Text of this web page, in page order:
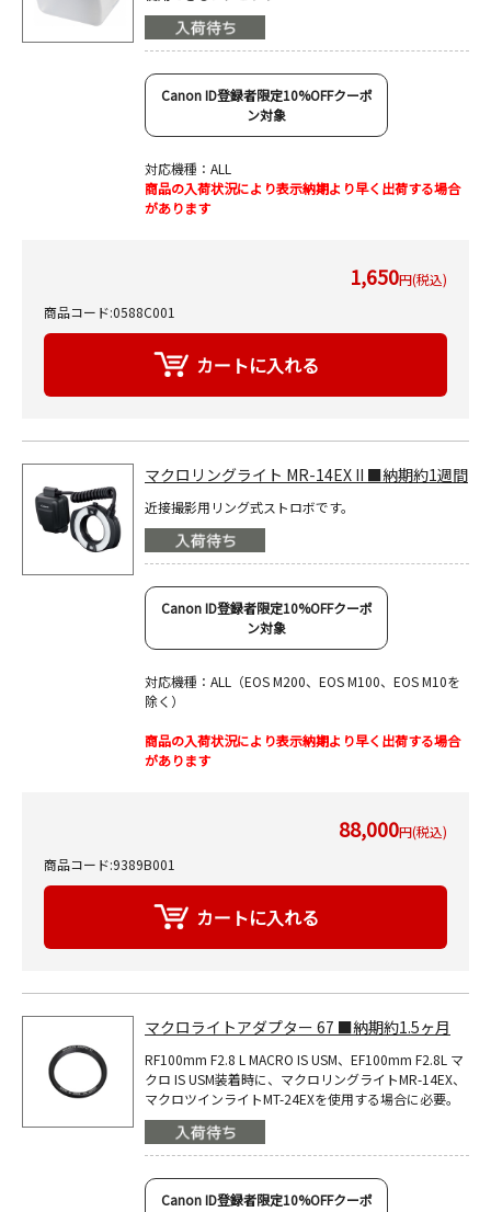
Canon ID登録者限定10%OFFクーポ
ン対象
対応機種：ALL
商品の入荷状況により表示納期より早く出荷する場合
があります
1,650円(税込)
商品コード:0588C001
マクロリングライト MR-14EX II ■納期約1週間
近接撮影用リング式ストロボです。
Canon ID登録者限定10%OFFクーポ
ン対象
対応機種：ALL（EOS M200、EOS M100、EOS M10を
除く）
商品の入荷状況により表示納期より早く出荷する場合
があります
88,000円(税込)
商品コード:9389B001
マクロライトアダプター 67 ■納期約1.5ヶ月
RF100mm F2.8 L MACRO IS USM、EF100mm F2.8L マ
クロ IS USM装着時に、マクロリングライトMR-14EX、
マクロツインライトMT-24EXを使用する場合に必要。
Canon ID登録者限定10%OFFクーポ